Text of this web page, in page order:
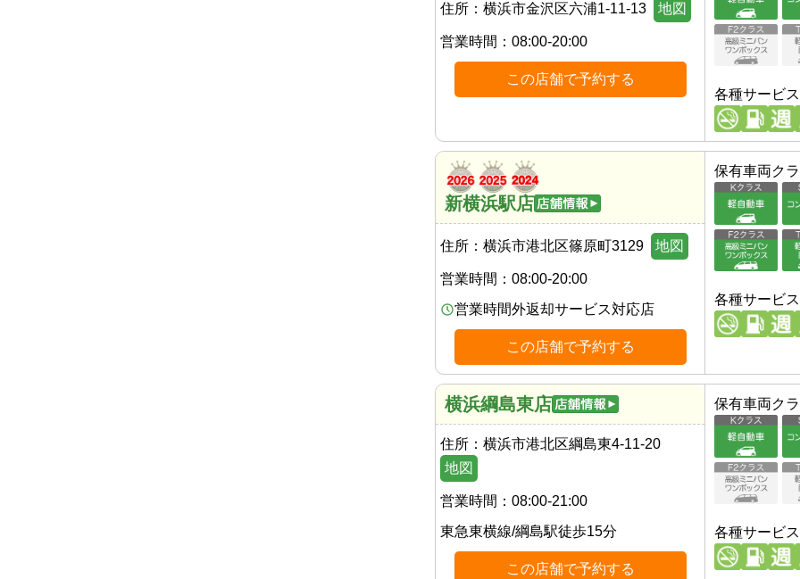
住所： 横浜市金沢区六浦1-11-13 地図
営業時間： 08:00-20:00
この店舗で予約する
各種サービス
新横浜駅店
住所： 横浜市港北区篠原町3129 地図
営業時間： 08:00-20:00
営業時間外返却サービス対応店
この店舗で予約する
保有車両ク
各種サービス
横浜綱島東店
住所： 横浜市港北区綱島東4-11-20
地図
営業時間： 08:00-21:00
東急東横線/綱島駅徒歩15分
この店舗で予約する
保有車両ク
各種サービス